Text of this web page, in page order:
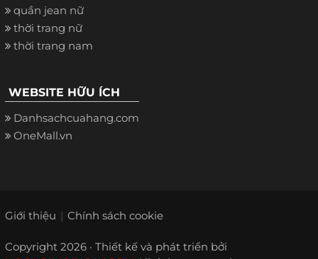
quần jean nữ
thời trang nữ
thời trang nam
WEBSITE HỮU ÍCH
Danhsachcuahang.com
OneMall.vn
Giới thiệu Chính sách cookie
Copyright 2026 · Thiết kế và phát triển bởi